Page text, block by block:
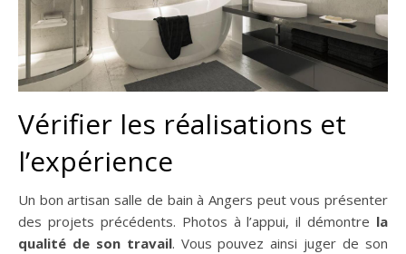
Vérifier les réalisations et
l’expérience
Un bon artisan salle de bain à Angers peut vous présenter
des projets précédents. Photos à l’appui, il démontre la
qualité de son travail. Vous pouvez ainsi juger de son